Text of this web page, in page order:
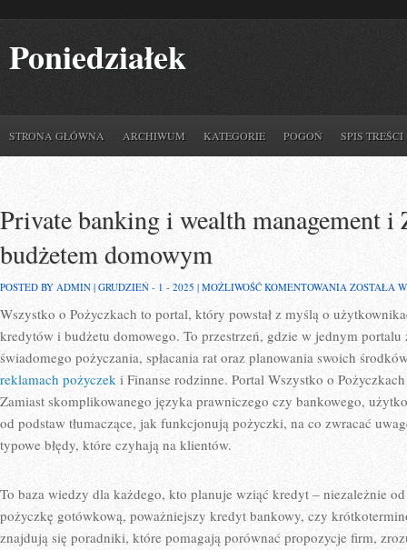
Poniedziałek
STRONA GŁÓWNA ARCHIWUM KATEGORIE POGOŃ SPIS TREŚCI
Private banking i wealth management i
budżetem domowym
POSTED BY ADMIN | GRUDZIEŃ - 1 - 2025 | MOŻLIWOŚĆ KOMENTOWANIA PRIVATE
I
I
BUDŻETEM
DOMOWYM
ZOSTAŁA
Wszystko o Pożyczkach to portal, który powstał z myślą o
kredytów i budżetu domowego. To przestrzeń, gdzie w jednym portalu
świadomego pożyczania, spłacania rat oraz planowania swoich
reklamach pożyczek i Finanse rodzinne. Portal Wszystko o
Zamiast skomplikowanego języka prawniczego czy bankowego,
od podstaw tłumaczące, jak funkcjonują pożyczki, na co zwracać
typowe błędy, które czyhają na klientów.
To baza wiedzy dla każdego, kto planuje wziąć kredyt – niezależnie
pożyczkę gotówkową, poważniejszy kredyt bankowy, czy
znajdują się poradniki, które pomagają porównać propozycje firm,